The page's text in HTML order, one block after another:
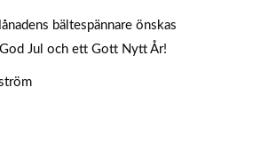
bältespännare önskas
Jul och ett Gott Nytt År!